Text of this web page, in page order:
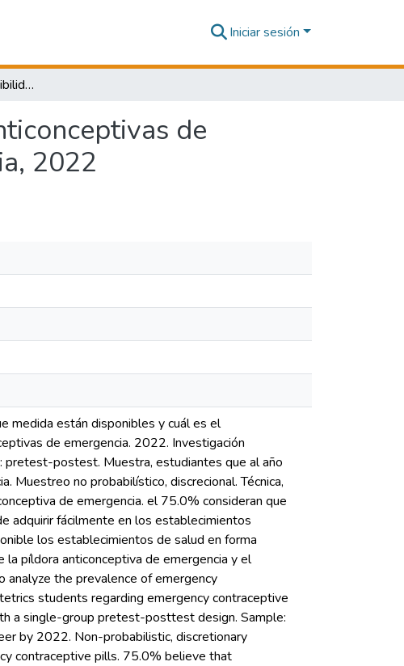
Iniciar sesión
Conocimiento y disponibilidad de las píldoras anticonceptivas de emergencia: estudio en estudiantes de obstetricia, 2022
de
2022
medida están disponibles y cuál es el
de emergencia. 2022. Investigación
pretest-postest. Muestra, estudiantes que al año
Muestreo no probabilístico, discrecional. Técnica,
de emergencia. el 75.0% consideran que
adquirir fácilmente en los establecimientos
los establecimientos de salud en forma
píldora anticonceptiva de emergencia y el
the prevalence of emergency
students regarding emergency contraceptive
a single-group pretest-posttest design. Sample:
by 2022. Non-probabilistic, discretionary
contraceptive pills. 75.0% believe that